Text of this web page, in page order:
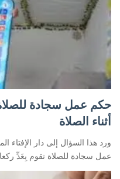
حكم عمل سجادة
أثناء الصلاة
ورد هذا السؤال إلى دار
عمل سجادة للصلاة تقوم بِعَدِّ